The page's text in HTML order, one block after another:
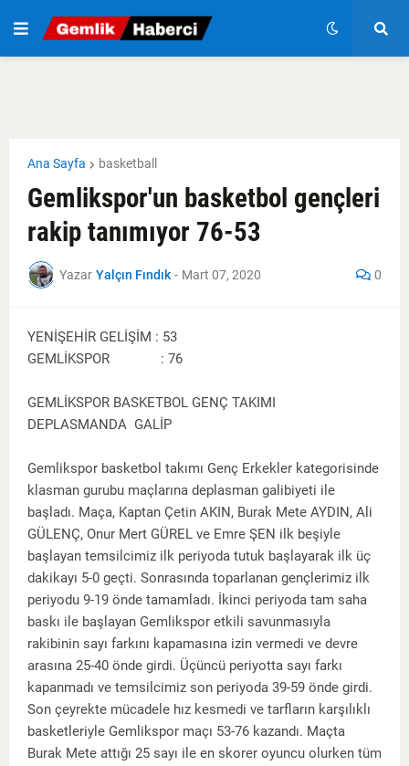
Ana Sayfa basketball
Gemlikspor'un basketbol gençleri
rakip tanımıyor 76-53
Yazar Yalçın Fındık - Mart 07, 2020 0
YENİŞEHİR GELİŞİM : 53
GEMLİKSPOR : 76
GEMLİKSPOR BASKETBOL GENÇ TAKIMI
DEPLASMANDA GALİP
Gemlikspor basketbol takımı Genç Erkekler kategorisinde
klasman gurubu maçlarına deplasman galibiyeti ile
başladı. Maça, Kaptan Çetin AKIN, Burak Mete AYDIN, Ali
GÜLENÇ, Onur Mert GÜREL ve Emre ŞEN ilk beşiyle
başlayan temsilcimiz ilk periyoda tutuk başlayarak ilk üç
dakikayı 5-0 geçti. Sonrasında toparlanan gençlerimiz ilk
periyodu 9-19 önde tamamladı. İkinci periyoda tam saha
baskı ile başlayan Gemlikspor etkili savunmasıyla
rakibinin sayı farkını kapamasına izin vermedi ve devre
arasına 25-40 önde girdi. Üçüncü periyotta sayı farkı
kapanmadı ve temsilcimiz son periyoda 39-59 önde girdi.
Son çeyrekte mücadele hız kesmedi ve tarfların karşılıklı
basketleriyle Gemlikspor maçı 53-76 kazandı. Maçta
Burak Mete attığı 25 sayı ile en skorer oyuncu olurken tüm